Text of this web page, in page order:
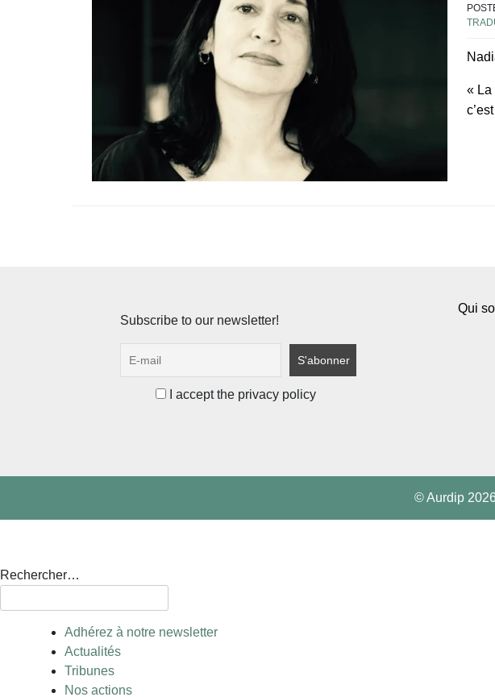
« La
Subscribe to our newsletter!
I accept the privacy policy
Qui
© Aurdip
Rechercher…
Adhérez à notre newsletter
Actualités
Tribunes
Nos actions